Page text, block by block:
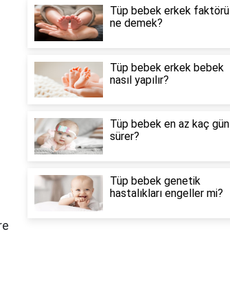
Tüp bebek erkek faktörü
ne demek?
Tüp bebek erkek bebek
nasıl yapılır?
Tüp bebek en az kaç gün
sürer?
Tüp bebek genetik
hastalıkları engeller mi?